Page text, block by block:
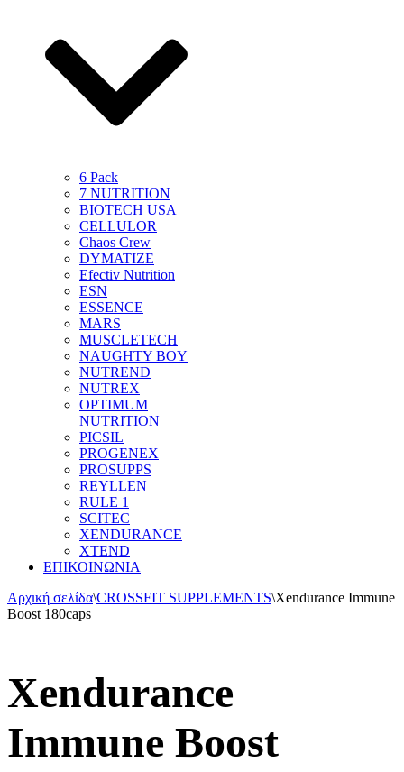
6 Pack
7 NUTRITION
BIOTECH USA
CELLULOR
Chaos Crew
DYMATIZE
Efectiv Nutrition
ESN
ESSENCE
MARS
MUSCLETECH
NAUGHTY BOY
NUTREND
NUTREX
OPTIMUM
NUTRITION
PICSIL
PROGENEX
PROSUPPS
REYLLEN
RULE 1
SCITEC
XENDURANCE
XTEND
ΕΠΙΚΟΙΝΩΝΙΑ
Αρχική σελίδα\CROSSFIT SUPPLEMENTS\Xendurance Immune
Boost 180caps
Xendurance
Immune Boost